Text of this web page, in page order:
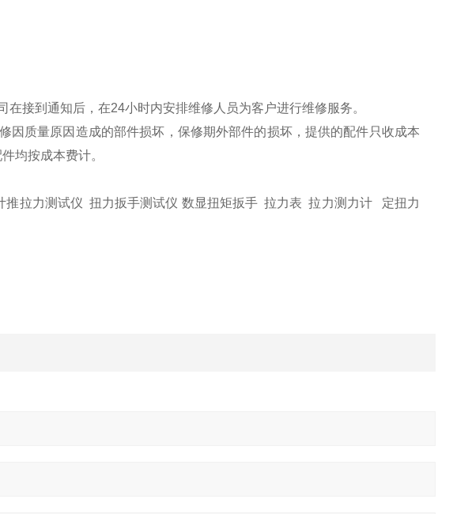
接到通知后，在24小时内安排维修人员为客户进行维修服务。
因质量原因造成的部件损坏，保修期外部件的损坏，提供的配件只收成本
均按成本费计。
推拉力测试仪 扭力扳手测试仪 数显扭矩扳手 拉力表 拉力测力计定扭力